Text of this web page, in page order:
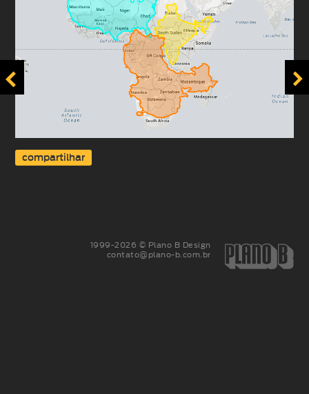
compartilhar
 
1999-2026 © Plano B Design
contato@plano-b.com.br